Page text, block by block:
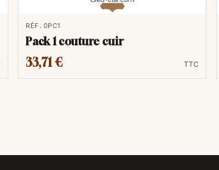
RÉF. 0PC1
Pack 1 couture cuir
33,71 € TTC